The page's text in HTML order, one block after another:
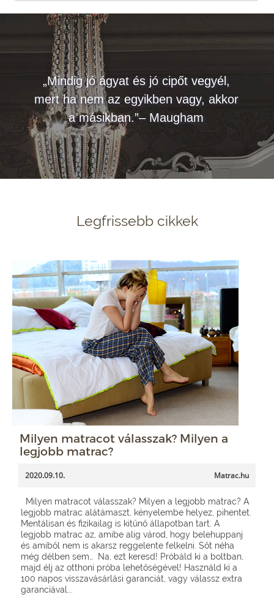
„Mindig jó ágyat és jó cipőt vegyél,
mert ha nem az egyikben vagy, akkor
a másikban.”– Maugham
Legfrissebb cikkek
Milyen matracot válasszak? Milyen a
legjobb matrac?
2020.09.10. Matrac.hu
Milyen matracot válasszak? Milyen a legjobb matrac? A
legjobb matrac alátámaszt, kényelembe helyez, pihentet.
Mentálisan és fizikailag is kitűnő állapotban tart. A
legjobb matrac az, amibe alig várod, hogy belehuppanj
és amiből nem is akarsz reggelente felkelni. Sőt néha
még délben sem… Na, ezt keresd! Próbáld ki a boltban,
majd élj az otthoni próba lehetőségével! Használd ki a
100 napos visszavásárlási garanciát, vagy válassz extra
garanciával...